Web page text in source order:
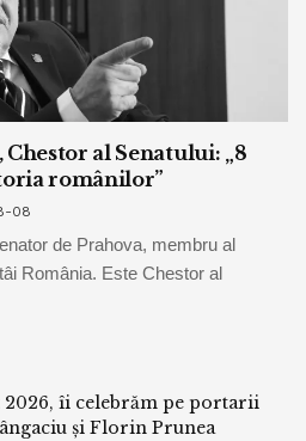
al Senatului: „8
românilor”
08
de Prahova, membru al
România. Este Chestor al
2026, îi celebrăm pe portarii
și Florin Prunea